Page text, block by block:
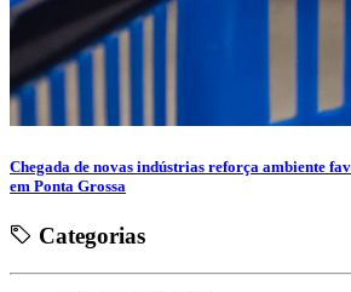
Chegada de novas indústrias reforça ambiente
em Ponta Grossa
Categorias